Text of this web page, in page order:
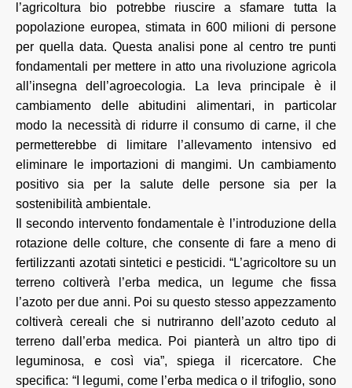
l’agricoltura bio potrebbe riuscire a sfamare tutta la
popolazione europea, stimata in 600 milioni di persone
per quella data. Questa analisi pone al centro tre punti
fondamentali per mettere in atto una rivoluzione agricola
all’insegna dell’agroecologia. La leva principale è il
cambiamento delle abitudini alimentari, in particolar
modo la necessità di ridurre il consumo di carne, il che
permetterebbe di limitare l’allevamento intensivo ed
eliminare le importazioni di mangimi. Un cambiamento
positivo sia per la salute delle persone sia per la
sostenibilità ambientale.
Il secondo intervento fondamentale è l’introduzione della
rotazione delle colture, che consente di fare a meno di
fertilizzanti azotati sintetici e pesticidi. “L’agricoltore su un
terreno coltiverà l’erba medica, un legume che fissa
l’azoto per due anni. Poi su questo stesso appezzamento
coltiverà cereali che si nutriranno dell’azoto ceduto al
terreno dall’erba medica. Poi pianterà un altro tipo di
leguminosa, e così via”, spiega il ricercatore. Che
specifica: “I legumi, come l’erba medica o il trifoglio, sono